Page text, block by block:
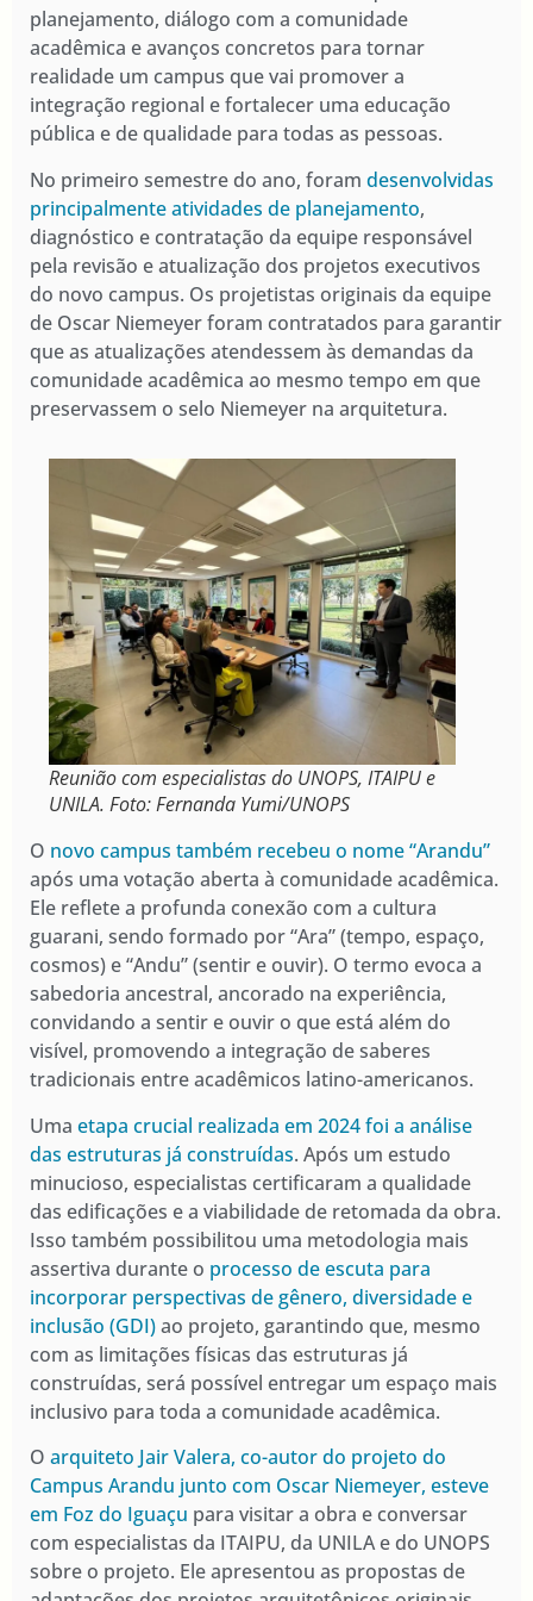
planejamento, diálogo com a comunidade
acadêmica e avanços concretos para tornar
realidade um campus que vai promover a
integração regional e fortalecer uma educação
pública e de qualidade para todas as pessoas.
No primeiro semestre do ano, foram desenvolvidas
principalmente atividades de planejamento,
diagnóstico e contratação da equipe responsável
pela revisão e atualização dos projetos executivos
do novo campus. Os projetistas originais da equipe
de Oscar Niemeyer foram contratados para garantir
que as atualizações atendessem às demandas da
comunidade acadêmica ao mesmo tempo em que
preservassem o selo Niemeyer na arquitetura.
Reunião com especialistas do UNOPS, ITAIPU e
UNILA. Foto: Fernanda Yumi/UNOPS
O novo campus também recebeu o nome “Arandu”
após uma votação aberta à comunidade acadêmica.
Ele reflete a profunda conexão com a cultura
guarani, sendo formado por “Ara” (tempo, espaço,
cosmos) e “Andu” (sentir e ouvir). O termo evoca a
sabedoria ancestral, ancorado na experiência,
convidando a sentir e ouvir o que está além do
visível, promovendo a integração de saberes
tradicionais entre acadêmicos latino-americanos.
Uma etapa crucial realizada em 2024 foi a análise
das estruturas já construídas. Após um estudo
minucioso, especialistas certificaram a qualidade
das edificações e a viabilidade de retomada da obra.
Isso também possibilitou uma metodologia mais
assertiva durante o processo de escuta para
incorporar perspectivas de gênero, diversidade e
inclusão (GDI)ao projeto, garantindo que, mesmo
com as limitações físicas das estruturas já
construídas, será possível entregar um espaço mais
inclusivo para toda a comunidade acadêmica.
O arquiteto Jair Valera, co-autor do projeto do
Campus Arandu junto com Oscar Niemeyer, esteve
em Foz do Iguaçu para visitar a obra e conversar
com especialistas da ITAIPU, da UNILA e do UNOPS
sobre o projeto. Ele apresentou as propostas de